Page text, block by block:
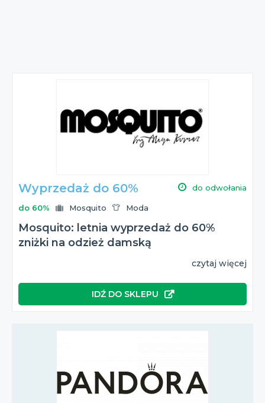
Wyprzedaż do 60% do odwołania
do 60% Mosquito Moda
Mosquito: letnia wyprzedaż do 60%
zniżki na odzież damską
czytaj więcej
IDŹ DO SKLEPU